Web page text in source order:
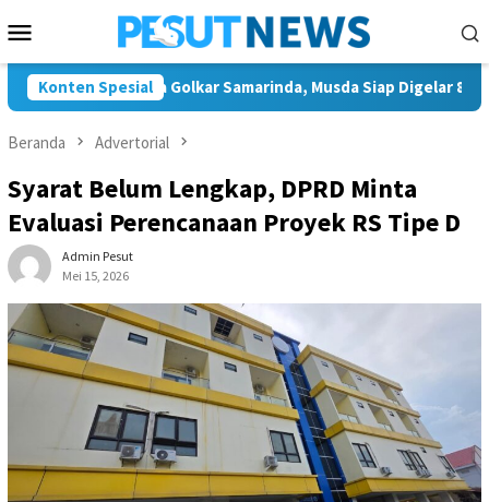
ke
Mobile
Konten Spesial
Ketua Golkar Samarinda, Musda Siap Digelar 8 Agustus
Beranda Advertorial
Syarat Belum Lengkap, DPRD Minta
Evaluasi Perencanaan Proyek RS Tipe D
Admin Pesut
Mei 15, 2026